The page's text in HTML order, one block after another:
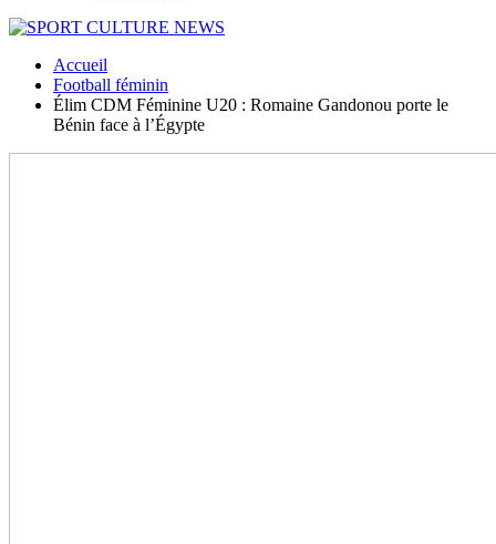
Accueil
Football féminin
Élim CDM Féminine U20 : Romaine Gandonou porte le
Bénin face à l’Égypte